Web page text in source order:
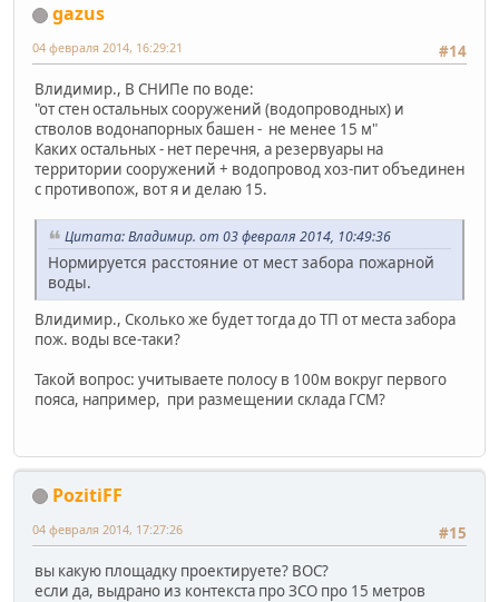
gazus
#14
04 февраля 2014, 16:29:21
Влидимир., В СНИПе по воде:
"от стен остальных сооружений (водопроводных) и
стволов водонапорных башен - не менее 15 м"
Каких остальных - нет перечня, а резервуары на
территории сооружений + водопровод хоз-пит объединен
с противопож, вот я и делаю 15.
Цитата: Владимир. от 03 февраля 2014, 10:49:36
Нормируется расстояние от мест забора пожарной
воды.
Влидимир., Сколько же будет тогда до ТП от места забора
пож. воды все-таки?
Такой вопрос: учитываете полосу в 100м вокруг первого
пояса, например, при размещении склада ГСМ?
PozitiFF
#15
04 февраля 2014, 17:27:26
вы какую площадку проектируете? ВОС?
если да, выдрано из контекста про ЗСО про 15 метров